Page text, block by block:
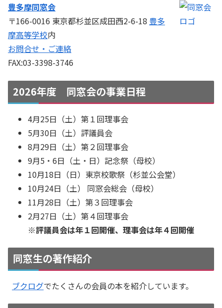
豊多摩同窓会
〒166-0016 東京都杉並区成田西2-6-18 豊多
摩高等学校内
お問合せ・ご連絡
FAX:03-3398-3746
2026年度 同窓会の事業日程
4月25日（土）第１回理事会
5月30日（土）評議員会
8月29日（土）第２回理事会
9月5・6日（土・日）記念祭（母校）
10月18日（日）東京校歌祭（杉並公会堂）
10月24日（土） 同窓会総会（母校）
11月28日（土）第３回理事会
2月27日（土）第４回理事会
※評議員会は年１回開催、理事会は年４回開催
同窓生の著作紹介
ブクログでたくさんの会員の本を紹介しています。